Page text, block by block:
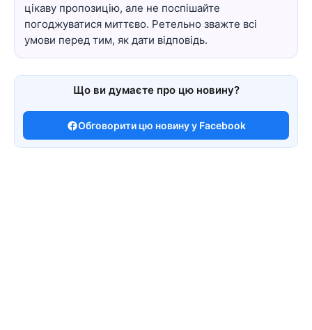
цікаву пропозицію, але не поспішайте
погоджуватися миттєво. Ретельно зважте всі
умови перед тим, як дати відповідь.
Що ви думаєте про цю новину?
Обговорити цю новину у Facebook